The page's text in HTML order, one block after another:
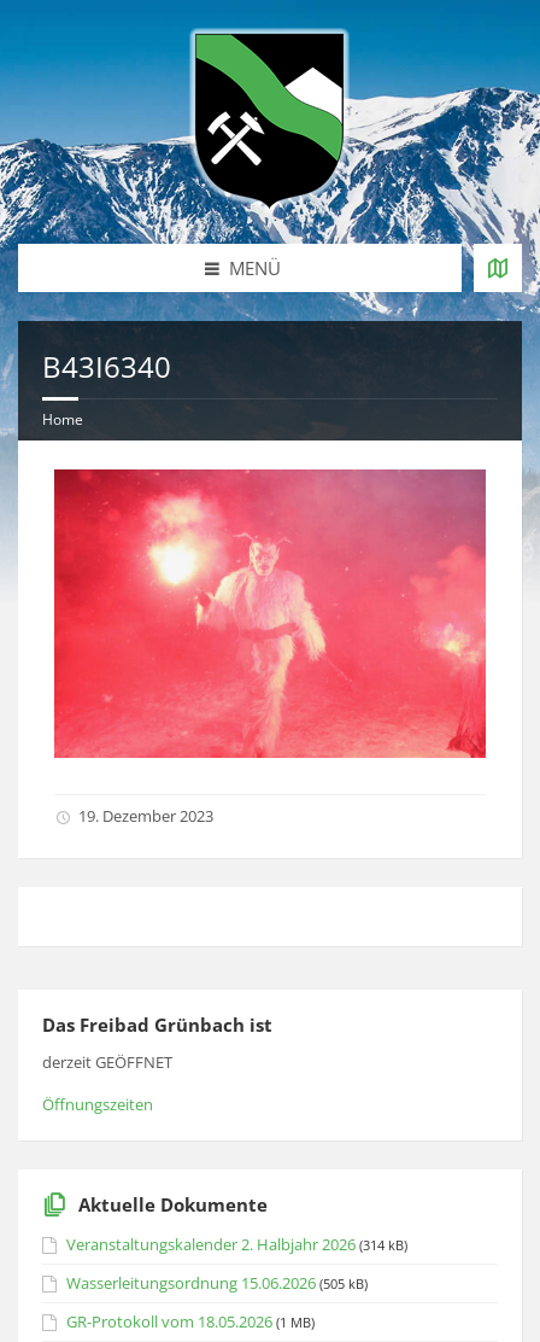
MENÜ
B43I6340
Home
19. Dezember 2023
Das Freibad Grünbach ist
derzeit GEÖFFNET
Öffnungszeiten
Aktuelle Dokumente
Veranstaltungskalender 2. Halbjahr 2026 (314 kB)
Wasserleitungsordnung 15.06.2026 (505 kB)
GR-Protokoll vom 18.05.2026 (1 MB)